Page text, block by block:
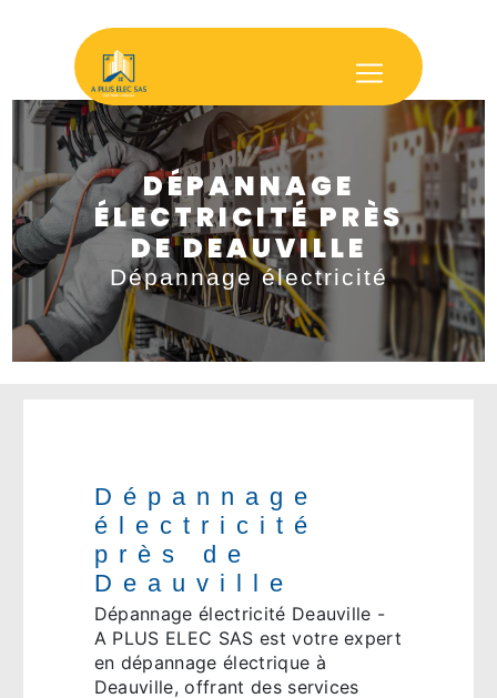
DÉPANNAGE
ÉLECTRICITÉ PRÈS
DE DEAUVILLE
Dépannage électricité
Dépannage
électricité
près de
Deauville
Dépannage électricité Deauville -
A PLUS ELEC SAS est votre expert
en dépannage électrique à
Deauville, offrant des services